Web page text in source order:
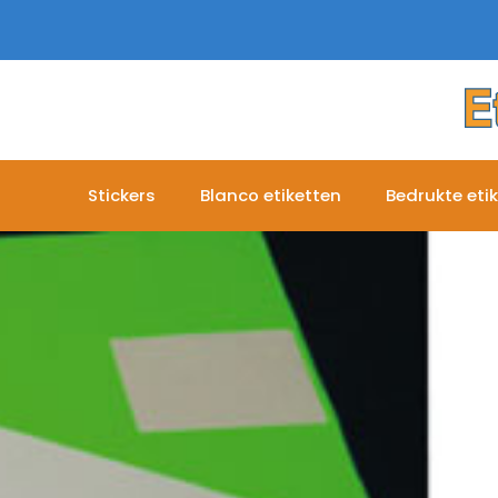
Stickers Blanco etiketten Bedrukte